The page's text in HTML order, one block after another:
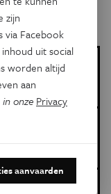
zijn
via Facebook
uit social
worden altijd
aan
onze Privacy
aanvaarden